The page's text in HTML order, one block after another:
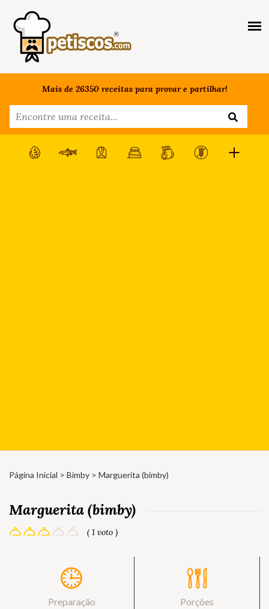
Mais de 26350 receitas para provar e partilhar!
Página Inicial > Bimby > Marguerita (bimby)
Marguerita (bimby)
( 1 voto )
Preparação Porções